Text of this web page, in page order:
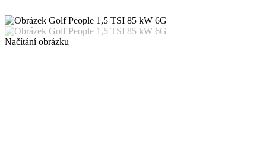
Načítání obrázku